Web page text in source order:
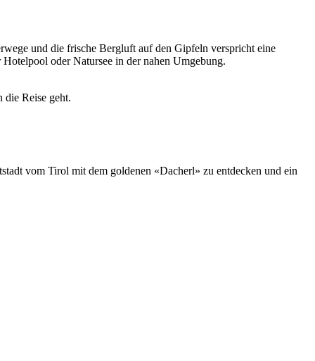
und die frische Bergluft auf den Gipfeln verspricht eine
oder Natursee in der nahen Umgebung.
die Reise geht.
vom Tirol mit dem goldenen «Dacherl» zu entdecken und ein